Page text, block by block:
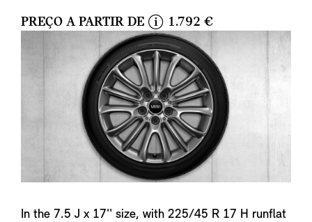
PREÇO A PARTIR DE
i
n
f
o
1.792 €
In the 7.5 J x 17'' size, with 225/45 R 17 H runflat